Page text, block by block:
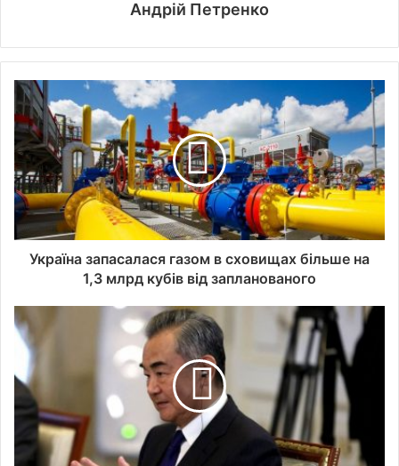
Андрій Петренко
Україна запасалася газом в сховищах більше на
1,3 млрд кубів від запланованого